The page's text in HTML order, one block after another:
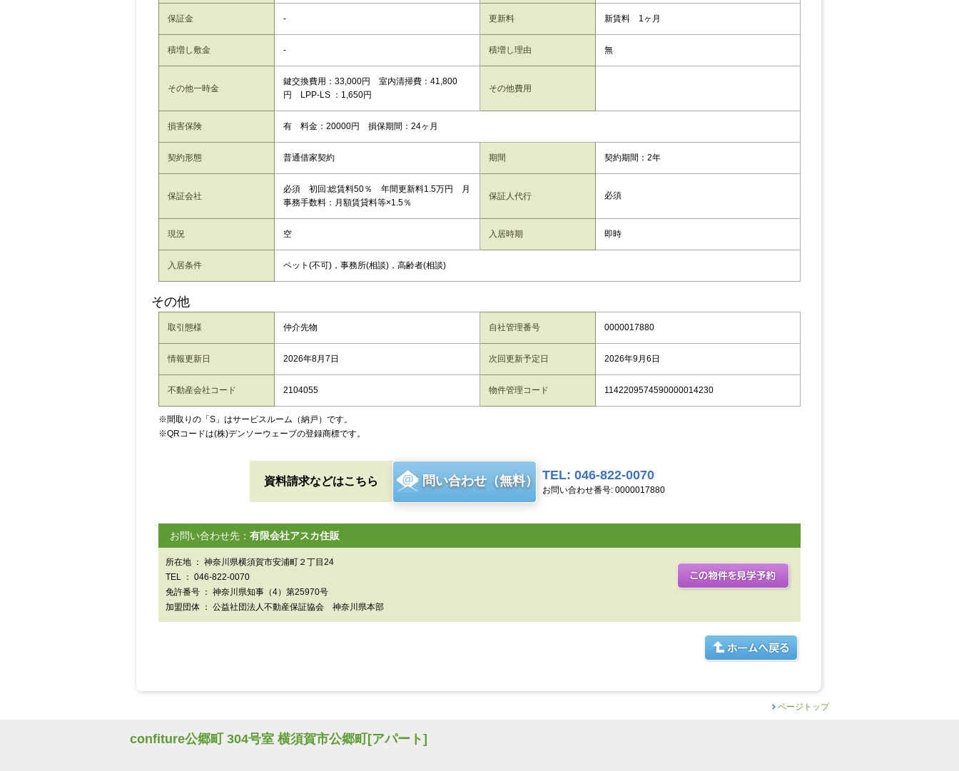
保証金 - 更新料 新賃料 1ヶ月
積増し敷金 - 積増し理由 無
その他一時金
鍵交換費用：33,000円 室内清掃費：41,800
円 LPP‐LS ：1,650円
その他費用
損害保険 有 料金：20000円 損保期間：24ヶ月
契約形態 普通借家契約 期間 契約期間：2年
保証会社
必須 初回:総賃料50％ 年間更新料1.5万円 月
事務手数料：月額賃貸料等×1.5％
保証人代行 必須
現況 空 入居時期 即時
入居条件 ペット(不可)，事務所(相談)，高齢者(相談)
その他
取引態様 仲介先物 自社管理番号 0000017880
情報更新日 2026年8月7日 次回更新予定日 2026年9月6日
不動産会社コード 2104055 物件管理コード 1142209574590000014230
※間取りの「S」はサービスルーム（納戸）です。
※QRコードは(株)デンソーウェーブの登録商標です。
資料請求などはこちら 問い合わせ（無料） TEL: 046-822-0070
お問い合わせ番号: 0000017880
お問い合わせ先： 有限会社アスカ住販
所在地 ： 神奈川県横須賀市安浦町２丁目24
TEL ： 046-822-0070
免許番号 ： 神奈川県知事（4）第25970号
加盟団体 ： 公益社団法人不動産保証協会 神奈川県本部
ページトップ
confiture公郷町 304号室 横須賀市公郷町[アパート]